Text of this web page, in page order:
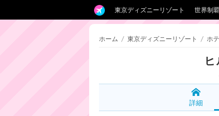
東京ディズニーリゾート 世界制
ホーム / 東京ディズニーリゾート / ホ
詳細